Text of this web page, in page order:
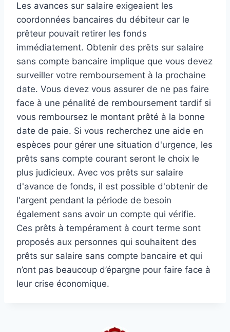
Les avances sur salaire exigeaient les
coordonnées bancaires du débiteur car le
prêteur pouvait retirer les fonds
immédiatement. Obtenir des prêts sur salaire
sans compte bancaire implique que vous devez
surveiller votre remboursement à la prochaine
date. Vous devez vous assurer de ne pas faire
face à une pénalité de remboursement tardif si
vous remboursez le montant prêté à la bonne
date de paie. Si vous recherchez une aide en
espèces pour gérer une situation d'urgence, les
prêts sans compte courant seront le choix le
plus judicieux. Avec vos prêts sur salaire
d'avance de fonds, il est possible d'obtenir de
l'argent pendant la période de besoin
également sans avoir un compte qui vérifie.
Ces prêts à tempérament à court terme sont
proposés aux personnes qui souhaitent des
prêts sur salaire sans compte bancaire et qui
n’ont pas beaucoup d’épargne pour faire face à
leur crise économique.